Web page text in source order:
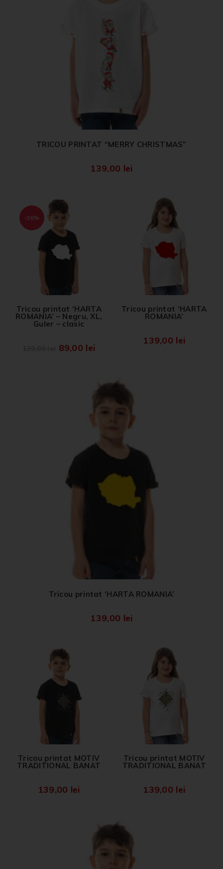
TRICOU PRINTAT “MERRY CHRISTMAS”
139,00 lei
-36%
Tricou printat ‘HARTA
ROMANIA’ – Negru, XL,
Guler – clasic
89,00 lei
Tricou printat ‘HARTA
ROMANIA’
139,00 lei
Tricou printat ‘HARTA ROMANIA’
139,00 lei
Tricou printat MOTIV
TRADITIONAL BANAT
139,00 lei
Tricou printat MOTIV
TRADITIONAL BANAT
139,00 lei